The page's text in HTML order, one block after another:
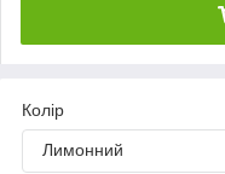
Колір
Лимонний